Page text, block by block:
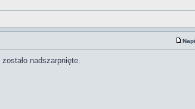
nadszarpnięte.